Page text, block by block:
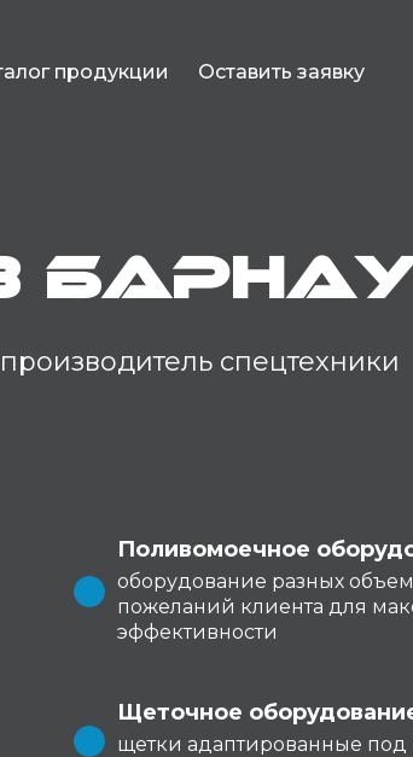
продукции Оставить заявку
спецтехники
Поливомоечное
оборудование разных
пожеланий клиента для
эффективности
Щеточное
щетки адаптированные